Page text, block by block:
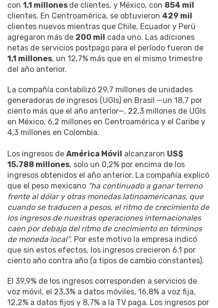
con 1,1 millones de clientes, y México, con 854 mil
clientes. En Centroamérica, se obtuvieron 429 mil
clientes nuevos mientras que Chile, Ecuador y Perú
agregaron más de 200 mil cada uno. Las adiciones
netas de servicios postpago para el período fueron de
1,1 millones, un 12,7% más que en el mismo trimestre
del año anterior.
La compañía contabilizó 29,7 millones de unidades
generadoras de ingresos (UGIs) en Brasil —un 18,7 por
ciento más que el año anterior—, 22,3 millones de UGIs
en México, 6,2 millones en Centroamérica y el Caribe y
4,3 millones en Colombia.
Los ingresos de América Móvil alcanzaron US$
15.788 millones, solo un 0,2% por encima de los
ingresos obtenidos el año anterior. La compañía explicó
que el peso mexicano “ha continuado a ganar terreno
frente al dólar y otras monedas latinoamericanas, que
cuando se traducen a pesos, el ritmo de crecimiento de
los ingresos de nuestras operaciones internacionales
caen por debajo del ritmo de crecimiento en términos
de moneda local”. Por este motivo la empresa indicó
que sin estos efectos, los ingresos crecieron 6.1 por
ciento año contra año (a tipos de cambio constantes).
El 39,9% de los ingresos corresponden a servicios de
voz móvil, el 23,3% a datos móviles, 16,8% a voz fija,
12,2% a datos fijos y 8,7% a la TV paga. Los ingresos por